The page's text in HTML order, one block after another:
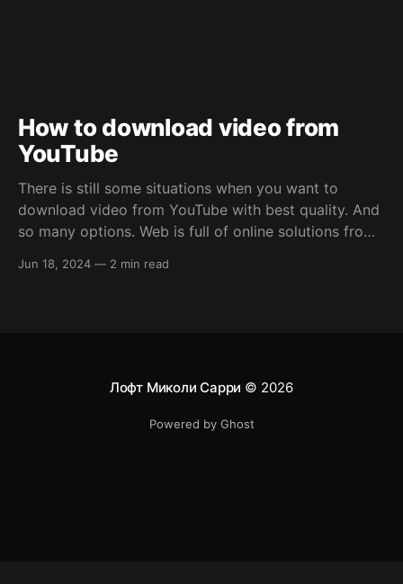
How to download video from
YouTube
There is still some situations when you want to
download video from YouTube with best quality. And
so many options. Web is full of online solutions from
applications. But what about quality? All this free and
Jun 18, 2024 — 2 min read
Лофт Миколи Сарри © 2026
Powered by Ghost